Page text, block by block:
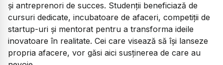
și antreprenori de succes. Studenții beneficiază de
cursuri dedicate, incubatoare de afaceri, competiții de
startup-uri și mentorat pentru a transforma ideile
inovatoare în realitate. Cei care visează să își lanseze
propria afacere, vor găsi aici susținerea de care au